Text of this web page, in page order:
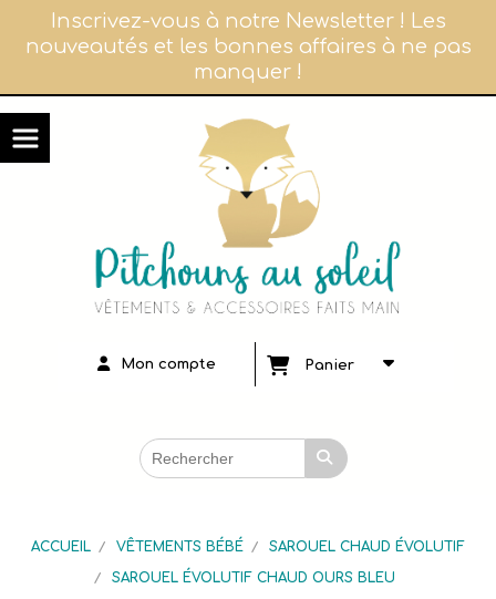
Inscrivez-vous à notre Newsletter ! Les
nouveautés et les bonnes affaires à ne pas
manquer !
Mon compte Panier
ACCUEIL VÊTEMENTS BÉBÉ
SAROUEL CHAUD ÉVOLUTIF
SAROUEL ÉVOLUTIF CHAUD OURS BLEU
Panneau de gestion des cookies